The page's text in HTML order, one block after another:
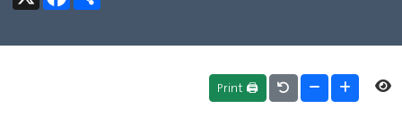
🖨 Print